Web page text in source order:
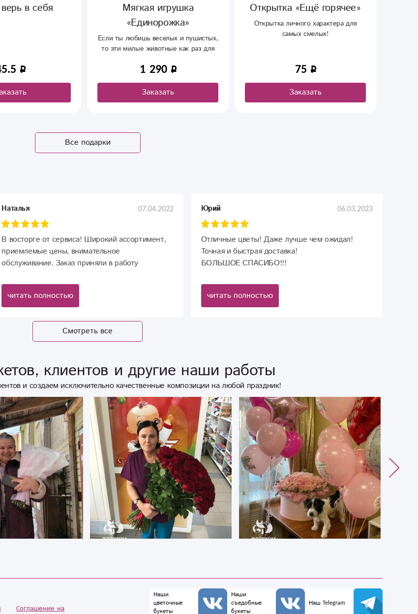
в себя
Мягкая игрушка
«Единорожка»
Если ты любишь веселых и пушистых,
то эти милые животные как раз для
1 290
Заказать
Открытка «Ещё горячее»
Открытка личного характера для
самых смелых!
Заказать
Все подарки
Наталья 07.04.2022
В восторге от сервиса! Широкий ассортимент,
приемлемые цены, внимательное
обслуживание. Заказ приняли в работу
получатель не знал о подарке, тем не менее всё
было доставлено вовремя и сюрприз получился.
Молодцы! Успехов, процветания и благодарных
клиентов!
читать полностью
Юрий 06.03.2023
Отличные цветы! Даже лучше чем ожидал!
Точная и быстрая доставка!
БОЛЬШОЕ СПАСИБО!!!
читать полностью
Смотреть все
клиентов и другие наши работы
и создаем исключительно качественные композиции на любой праздник!
Cоглашение на
Наши
цветочные
букеты
Наши
съедобные
букеты
Наш Telegram